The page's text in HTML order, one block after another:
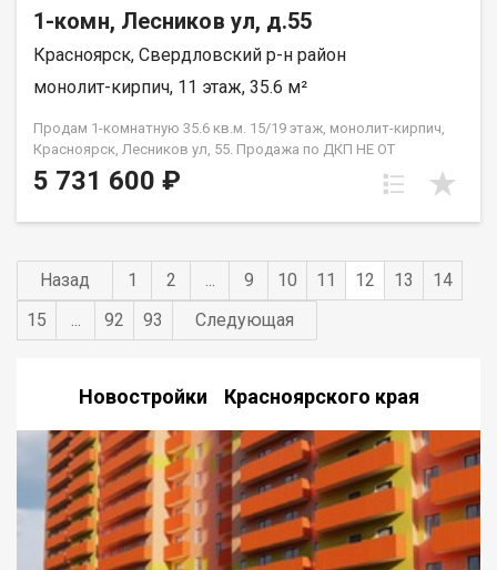
1-комн, Лесников ул, д.55
Красноярск, Свердловский р-н район
монолит-кирпич, 11 этаж, 35.6 м²
Продам 1-комнатную 35.6 кв.м. 15/19 этаж, монолит-кирпич,
Красноярск, Лесников ул, 55. Продажа по ДКП НЕ ОТ
ЗАСТРОЙЩИКА
5 731 600 ₽
Назад 1 2 ... 9 10 11 12 13
14
15
... 92 93 Следующая
Новостройки Красноярского края